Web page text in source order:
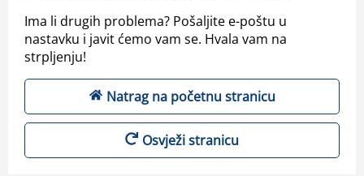
Ima li drugih problema? Pošaljite e-poštu u
nastavku i javit ćemo vam se. Hvala vam na
strpljenju!
Natrag na početnu stranicu
Osvježi stranicu